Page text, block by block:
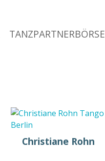
TANZPARTNERBÖRSE
Christiane Rohn